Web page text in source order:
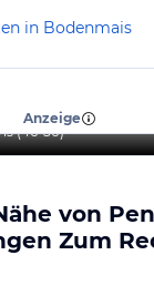
in Bodenmais
Anzeige
(46-50)
von
Zum